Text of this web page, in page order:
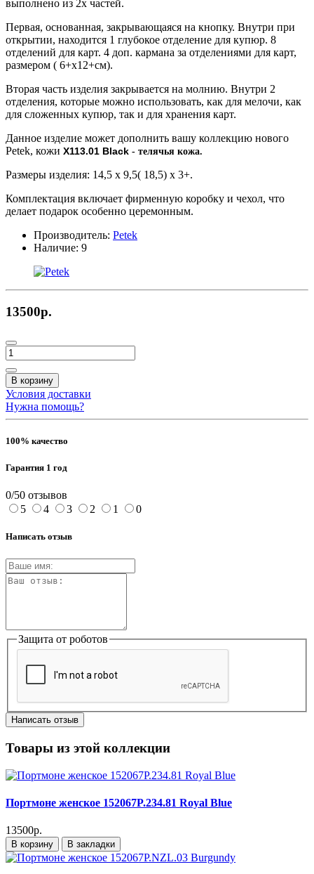
выполнено из 2х частей.
Первая, основанная, закрывающаяся на кнопку. Внутри при
открытии, находится 1 глубокое отделение для купюр. 8
отделений для карт. 4 доп. кармана за отделениями для карт,
размером ( 6+х12+см).
Вторая часть изделия закрывается на молнию. Внутри 2
отделения, которые можно использовать, как для мелочи, как
для сложенных купюр, так и для хранения карт.
Данное изделие может дополнить вашу коллекцию нового
Petek, кожи X113.01 Black - телячья кожа.
Размеры изделия: 14,5 х 9,5( 18,5) х 3+.
Комплектация включает фирменную коробку и чехол, что
делает подарок особенно церемонным.
Производитель: Petek
Наличие: 9
13500р.
В корзину
Условия доставки
Нужна помощь?
100% качество
Гарантия 1 год
0/50 отзывов
5
4 3 2 1 0
Написать отзыв
Защита от роботов
Написать отзыв
Товары из этой коллекции
Портмоне женское 152067P.234.81 Royal Blue
13500р.
В корзину В закладки